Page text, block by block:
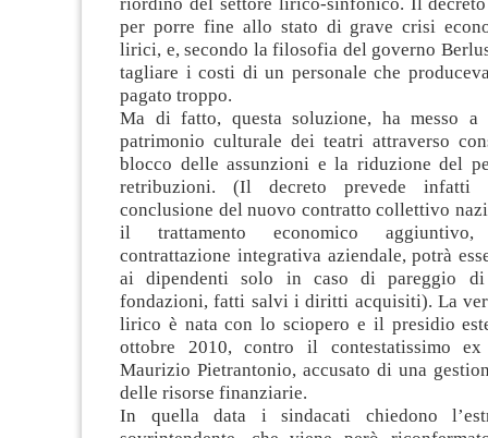
riordino del settore lirico-sinfonico. Il
per porre fine allo stato di grave crisi
lirici, e, secondo la filosofia del governo
tagliare i costi di un personale che
pagato troppo.
Ma di fatto, questa soluzione, ha messo a
patrimonio culturale dei teatri attraverso
blocco delle assunzioni e la riduzione del
retribuzioni. (Il decreto prevede
conclusione del nuovo contratto collettivo
il trattamento economico
contrattazione integrativa aziendale, potrà
ai dipendenti solo in caso di pareggio
fondazioni, fatti salvi i diritti acquisiti). La
lirico è nata con lo sciopero e il presidio
ottobre 2010, contro il contestatissimo ex
Maurizio Pietrantonio, accusato di una
delle risorse finanziarie.
In quella data i sindacati chiedono